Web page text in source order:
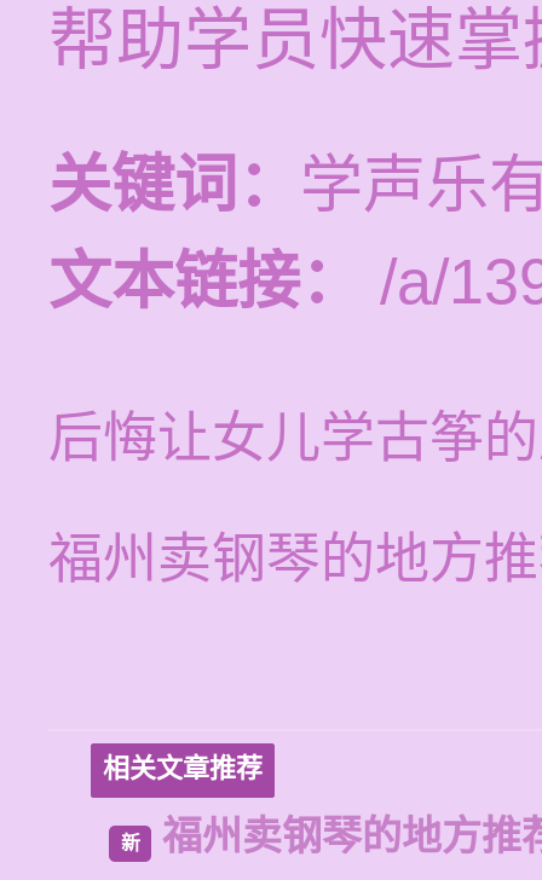
帮助学员快速
关键词： 学声乐
文本链接：
/a/
后悔让女儿学古筝
福州卖钢琴的地方
相关文章推荐
新 福州卖钢琴的地方推